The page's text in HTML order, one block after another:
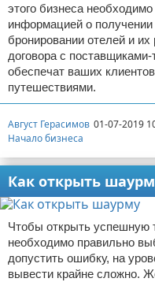
этого бизнеса
информацией о
бронировании отелей и
договора с
обеспечат ваших
путешествиями.
Август Герасимов 01-07-2019
Начало бизнеса
Как открыть
Чтобы открыть успешную
необходимо правильно
допустить ошибку, на
вывести крайне сложно.